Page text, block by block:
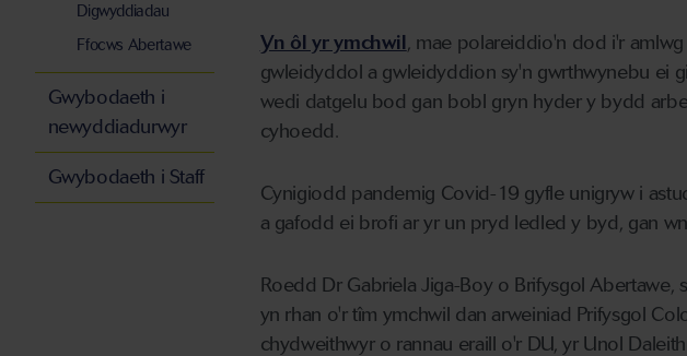
Yn ôl yr ymchwil, mae polareiddio'n dod i'r
gwleidyddol a gwleidyddion sy'n gwrthwynebu ei
wedi datgelu bod gan bobl gryn hyder y bydd
cyhoedd.
Cynigiodd pandemig Covid-19 gyfle unigryw i
a gafodd ei brofi ar yr un pryd ledled y byd, gan
Roedd Dr Gabriela Jiga-Boy o Brifysgol
yn rhan o'r tîm ymchwil dan arweiniad Prifysgol
chydweithwyr o rannau eraill o'r DU, yr Unol
Digwyddiadau
Ffocws Abertawe
Gwybodaeth i
newyddiadurwyr
Gwybodaeth i Staff